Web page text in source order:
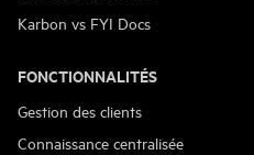
Karbon vs FYI Docs
FONCTIONNALITÉS
Gestion des clients
Connaissance centralisée